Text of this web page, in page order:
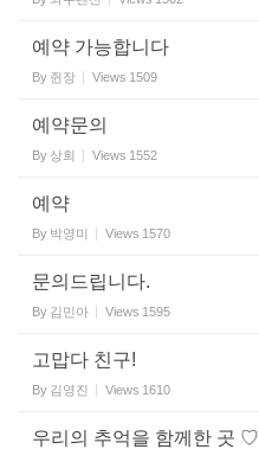
예약 가능합니다
By 쥔장 Views 1509
예약문의
By 상희 Views 1552
예약
By 박영미 Views 1570
문의드립니다.
By 김민아 Views 1595
고맙다 친구!
By 김영진 Views 1610
우리의 추억을 함께한 곳 ♡